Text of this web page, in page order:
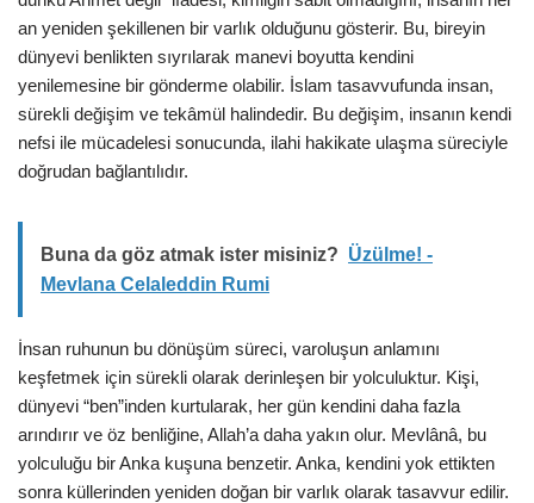
an yeniden şekillenen bir varlık olduğunu gösterir. Bu, bireyin
dünyevi benlikten sıyrılarak manevi boyutta kendini
yenilemesine bir gönderme olabilir. İslam tasavvufunda insan,
sürekli değişim ve tekâmül halindedir. Bu değişim, insanın kendi
nefsi ile mücadelesi sonucunda, ilahi hakikate ulaşma süreciyle
doğrudan bağlantılıdır.
Buna da göz atmak ister misiniz? Üzülme! -
Mevlana Celaleddin Rumi
İnsan ruhunun bu dönüşüm süreci, varoluşun anlamını
keşfetmek için sürekli olarak derinleşen bir yolculuktur. Kişi,
dünyevi “ben”inden kurtularak, her gün kendini daha fazla
arındırır ve öz benliğine, Allah’a daha yakın olur. Mevlânâ, bu
yolculuğu bir Anka kuşuna benzetir. Anka, kendini yok ettikten
sonra küllerinden yeniden doğan bir varlık olarak tasavvur edilir.